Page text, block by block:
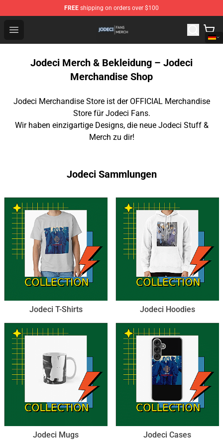
FREE shipping on orders over $100
Open menu
Jodeci Shop - Official Jodeci Merchandise Store
Jodeci Merch & Bekleidung – Jodeci
Merchandise Shop
Jodeci Merchandise Store ist der OFFICIAL Merchandise
Store für Jodeci Fans.
Wir haben einzigartige Designs, die neue Jodeci Stuff &
Merch zu dir!
Jodeci Sammlungen
Jodeci T-Shirts Jodeci Hoodies
Jodeci Mugs Jodeci Cases